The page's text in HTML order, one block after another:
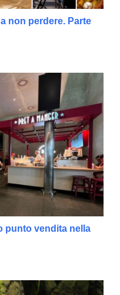
non perdere. Parte
punto vendita nella